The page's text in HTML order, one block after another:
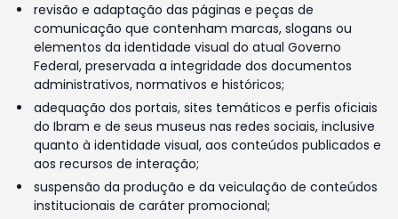
revisão e adaptação das páginas e peças de
comunicação que contenham marcas, slogans ou
elementos da identidade visual do atual Governo
Federal, preservada a integridade dos documentos
administrativos, normativos e históricos;
adequação dos portais, sites temáticos e perfis oficiais
do Ibram e de seus museus nas redes sociais, inclusive
quanto à identidade visual, aos conteúdos publicados e
aos recursos de interação;
suspensão da produção e da veiculação de conteúdos
institucionais de caráter promocional;